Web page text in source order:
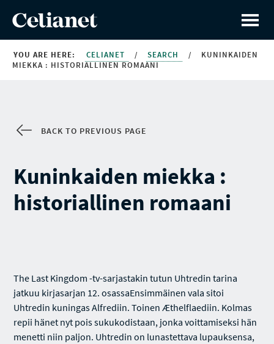
YOU ARE HERE: CELIANET / SEARCH /
KUNINKAIDEN
MIEKKA : HISTORIALLINEN ROMAANI
BACK TO PREVIOUS PAGE
Kuninkaiden miekka :
historiallinen romaani
The Last Kingdom -tv-sarjastakin tutun Uhtredin tarina
jatkuu kirjasarjan 12. osassaEnsimmäinen vala sitoi
Uhtredin kuningas Alfrediin. Toinen Æthelflaediin. Kolmas
repii hänet nyt pois sukukodistaan, jonka voittamiseksi hän
menetti niin paljon. Uhtredin on lunastettava lupauksensa,